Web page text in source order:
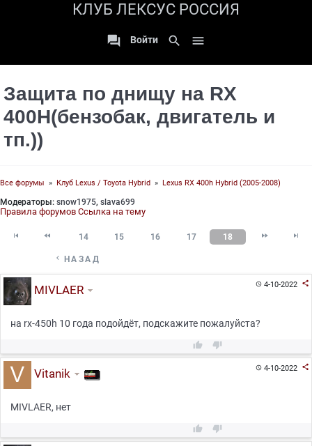
КЛУБ ЛЕКСУС РОССИЯ
 Войти search 
Защита по днищу на RX
400H(бензобак, двигатель и
тп.))
Все форумы » Клуб Lexus / Toyota Hybrid » Lexus RX 400h Hybrid (2005-2008)
Модераторы: snow1975, slava699
Правила форумов Ссылка на тему
  14 15 16 17 18  
 НАЗАД
4-10-2022 
MIVLAER
на rx-450h 10 года подойдёт, подскажите пожалуйста?
 
4-10-2022 
Vitanik
MIVLAER, нет
 